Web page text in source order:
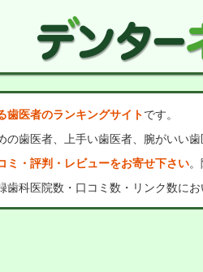
歯医者のランキングサイトです。
の歯医者、上手い歯医者、腕がいい
ミ・評判・レビューをお寄せ下さい
歯科医院数・口コミ数・リンク数にお